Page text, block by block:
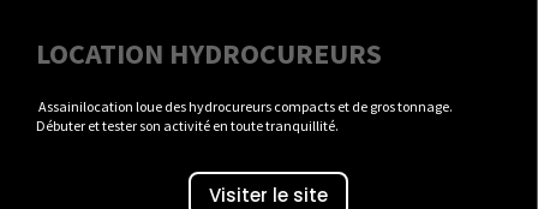
LOCATION HYDROCUREURS
Assainilocation loue des hydrocureurs compacts et de gros tonnage.
Débuter et tester son activité en toute tranquillité.
Visiter le site